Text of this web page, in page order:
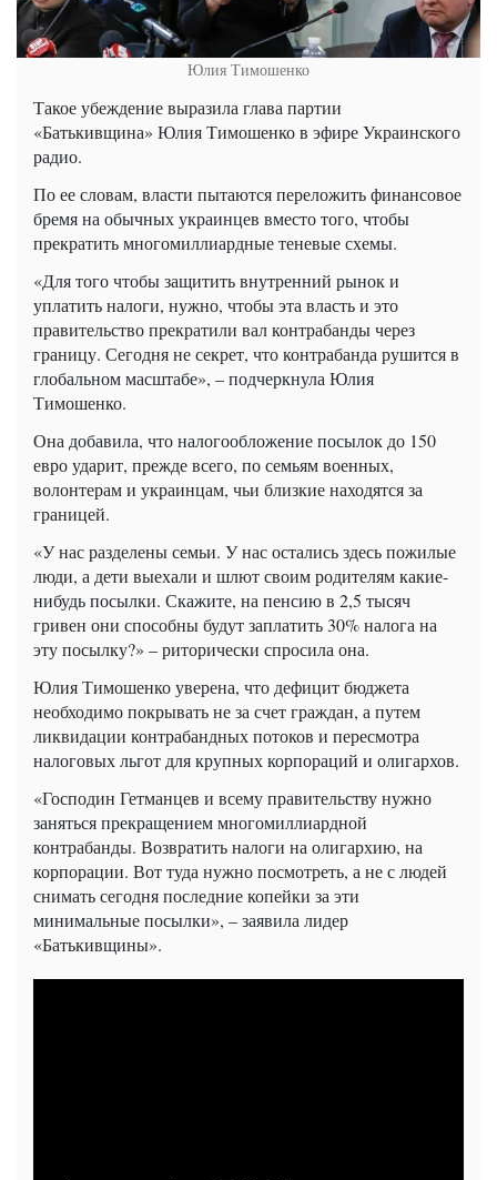
Юлия Тимошенко
Такое убеждение выразила глава партии
«Батькивщина» Юлия Тимошенко в эфире Украинского
радио.
По ее словам, власти пытаются переложить финансовое
бремя на обычных украинцев вместо того, чтобы
прекратить многомиллиардные теневые схемы.
«Для того чтобы защитить внутренний рынок и
уплатить налоги, нужно, чтобы эта власть и это
правительство прекратили вал контрабанды через
границу. Сегодня не секрет, что контрабанда рушится в
глобальном масштабе», – подчеркнула Юлия
Тимошенко.
Она добавила, что налогообложение посылок до 150
евро ударит, прежде всего, по семьям военных,
волонтерам и украинцам, чьи близкие находятся за
границей.
«У нас разделены семьи. У нас остались здесь пожилые
люди, а дети выехали и шлют своим родителям какие-
нибудь посылки. Скажите, на пенсию в 2,5 тысяч
гривен они способны будут заплатить 30% налога на
эту посылку?» – риторически спросила она.
Юлия Тимошенко уверена, что дефицит бюджета
необходимо покрывать не за счет граждан, а путем
ликвидации контрабандных потоков и пересмотра
налоговых льгот для крупных корпораций и олигархов.
«Господин Гетманцев и всему правительству нужно
заняться прекращением многомиллиардной
контрабанды. Возвратить налоги на олигархию, на
корпорации. Вот туда нужно посмотреть, а не с людей
снимать сегодня последние копейки за эти
минимальные посылки», – заявила лидер
«Батькивщины».